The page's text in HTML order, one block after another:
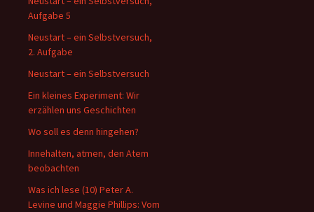
Aufgabe 5
Neustart – ein Selbstversuch,
2. Aufgabe
Neustart – ein Selbstversuch
Ein kleines Experiment: Wir
erzählen uns Geschichten
Wo soll es denn hingehen?
Innehalten, atmen, den Atem
beobachten
Was ich lese (10) Peter A.
Levine und Maggie Phillips: Vom